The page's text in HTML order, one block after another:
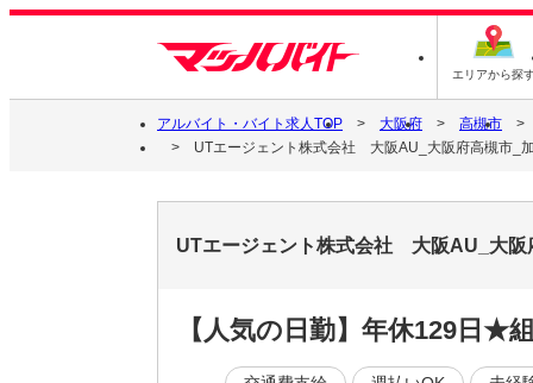
エリアから探
アルバイト・バイト求人TOP 大阪府
高槻市
UTエージェント株式会社 大阪AU_大阪府高槻市_
UTエージェント株式会社 大阪AU_大阪
【人気の日勤】年休129日★